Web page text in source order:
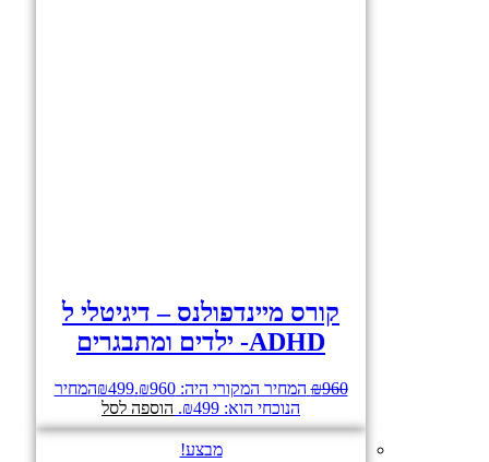
קורס מיינדפולנס – דיגיטלי ל
ADHD- ילדים ומתבגרים
₪960 המחיר המקורי היה: ₪960. ₪499
המחיר
הנוכחי הוא: ₪499.
הוספה לסל
מבצע!